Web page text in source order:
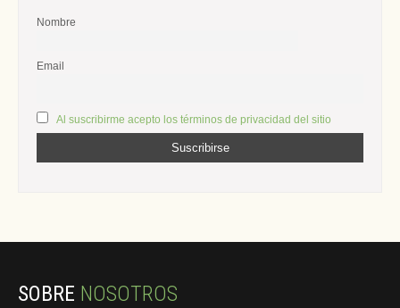
Nombre
Email
Al suscribirme acepto los términos de privacidad del sitio
SOBRE NOSOTROS